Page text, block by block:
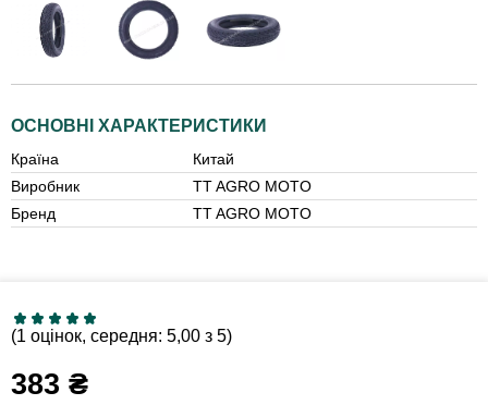
ОСНОВНІ ХАРАКТЕРИСТИКИ
Країна
Китай
Виробник
TT AGRO MOTO
Бренд
TT AGRO MOTO
(1 оцінок, середня: 5,00 з 5)
383 ₴